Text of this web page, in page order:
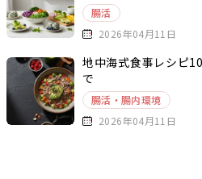
腸活
2026年04月11日
地中海式食事レシピ
で
腸活・腸内環境
2026年04月11日